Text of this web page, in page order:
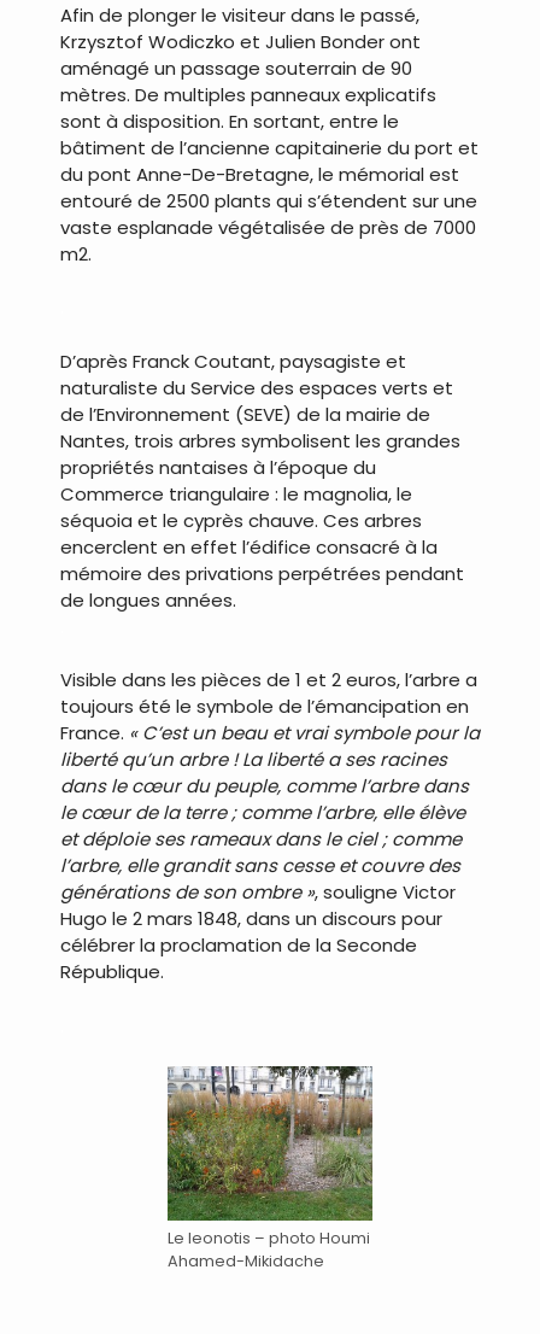
Afin de plonger le visiteur dans le passé,
Krzysztof Wodiczko et Julien Bonder ont
aménagé un passage souterrain de 90
mètres. De multiples panneaux explicatifs
sont à disposition. En sortant, entre le
bâtiment de l’ancienne capitainerie du port et
du pont Anne-De-Bretagne, le mémorial est
entouré de 2500 plants qui s’étendent sur une
vaste esplanade végétalisée de près de 7000
m2.
D’après Franck Coutant, paysagiste et
naturaliste du Service des espaces verts et
de l’Environnement (SEVE) de la mairie de
Nantes, trois arbres symbolisent les grandes
propriétés nantaises à l’époque du
Commerce triangulaire : le magnolia, le
séquoia et le cyprès chauve. Ces arbres
encerclent en effet l’édifice consacré à la
mémoire des privations perpétrées pendant
de longues années.
Visible dans les pièces de 1 et 2 euros, l’arbre a
toujours été le symbole de l’émancipation en
France. « C’est un beau et vrai symbole pour la
liberté qu’un arbre ! La liberté a ses racines
dans le cœur du peuple, comme l’arbre dans
le cœur de la terre ; comme l’arbre, elle élève
et déploie ses rameaux dans le ciel ; comme
l’arbre, elle grandit sans cesse et couvre des
générations de son ombre », souligne Victor
Hugo le 2 mars 1848, dans un discours pour
célébrer la proclamation de la Seconde
République.
Le leonotis – photo Houmi
Ahamed-Mikidache